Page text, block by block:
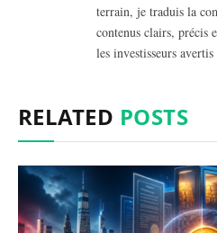
terrain, je traduis la
contenus clairs, précis
les investisseurs
RELATED POSTS